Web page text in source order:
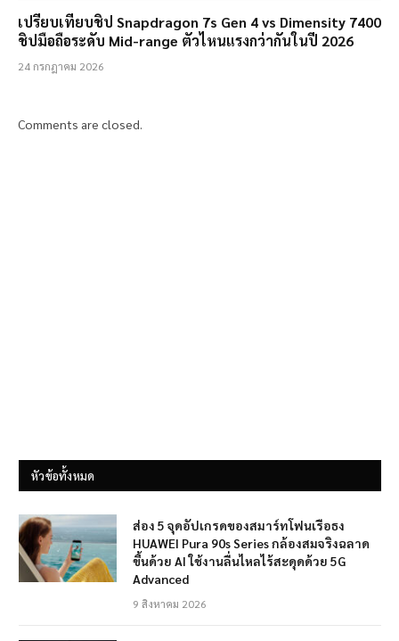
เปรียบเทียบชิป Snapdragon 7s Gen 4 vs Dimensity 7400
ชิปมือถือระดับ Mid-range ตัวไหนแรงกว่ากันในปี 2026
24 กรกฎาคม 2026
Comments are closed.
หัวข้อทั้งหมด
ส่อง 5 จุดอัปเกรดของสมาร์ทโฟนเรือธง
HUAWEI Pura 90s Series กล้องสมจริงฉลาด
ขึ้นด้วย AI ใช้งานลื่นไหลไร้สะดุดด้วย 5G
Advanced
9 สิงหาคม 2026